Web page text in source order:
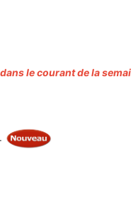
le courant de la